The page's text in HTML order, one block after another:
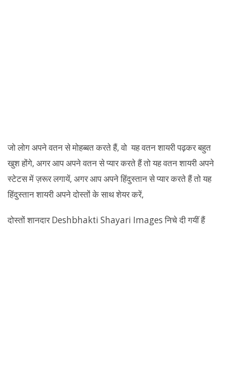
जो लोग अपने वतन से मोहब्बत करते हैं, वो यह वतन शायरी पढ़कर बहुत
खुश होंगे, अगर आप अपने वतन से प्यार करते हैं तो यह वतन शायरी अपने
स्टेटस में ज़रूर लगायें, अगर आप अपने हिंदुस्तान से प्यार करते हैं तो यह
हिंदुस्तान शायरी अपने दोस्तों के साथ शेयर करें,
दोस्तों शानदार Deshbhakti Shayari Images निचे दी गयीं हैं